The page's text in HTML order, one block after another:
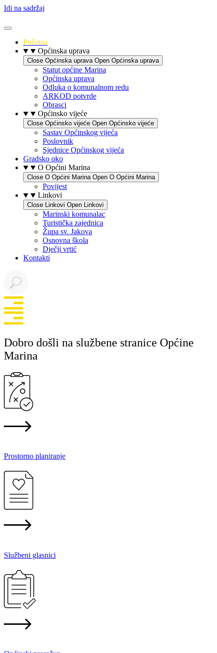
Idi na sadržaj
Početna
Općinska uprava
Close Općinska uprava Open Općinska uprava
Statut općine Marina
Općinska uprava
Odluka o komunalnom redu
ARKOD potvrde
Obrasci
Općinsko vijeće
Close Općinsko vijeće Open Općinsko vijeće
Sastav Općinskog vijeća
Poslovnik
Sjednice Općinskog vijeća
Gradsko oko
O Općini Marina
Close O Općini Marina Open O Općini Marina
Povijest
Linkovi
Close Linkovi Open Linkovi
Marinski komunalac
Turistička zajednica
Župa sv. Jakova
Osnovna škola
Dječji vrtić
Kontakti
Dobro došli na službene stranice Općine
Marina
Prostorno planiranje
Službeni glasnici